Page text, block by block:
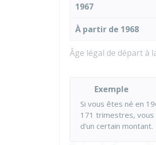
Âge légal de départ à
1967
À partir de 1968
Exemple
Si vous êtes né en
171 trimestres, vous
d'un certain montant.